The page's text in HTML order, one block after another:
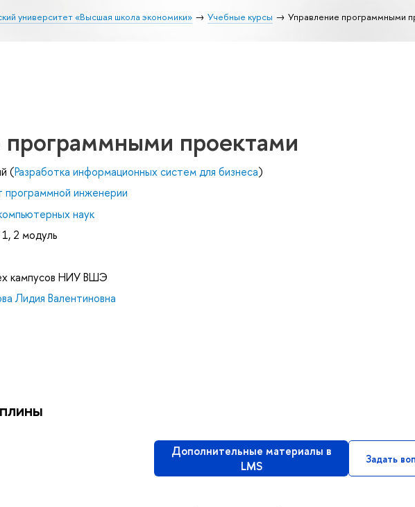
университет «Высшая школа экономики» Учебные курсы Управление программными
программными проектами
(Разработка информационных систем для бизнеса)
инженерии
наук
2 модуль
кампусов НИУ ВШЭ
Лидия Валентиновна
Дополнительные материалы в
LMS
Задать